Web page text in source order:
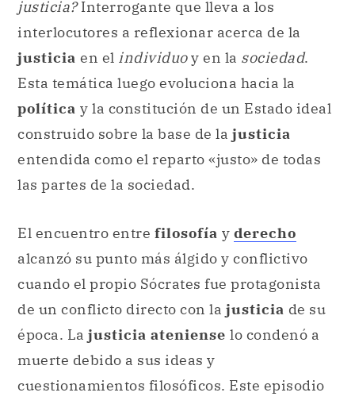
justicia?Interrogante que lleva a los
interlocutores a reflexionar acerca de la
justicia en el individuoy en la sociedad.
Esta temática luego evoluciona hacia la
política y la constitución de un Estado ideal
construido sobre la base de la justicia
entendida como el reparto «justo» de todas
las partes de la sociedad.
El encuentro entre filosofía y derecho
alcanzó su punto más álgido y conflictivo
cuando el propio Sócrates fue protagonista
de un conflicto directo con la justicia de su
época. La justicia ateniense lo condenó a
muerte debido a sus ideas y
cuestionamientos filosóficos. Este episodio